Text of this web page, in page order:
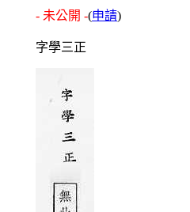
- 未公開 -(申請)
字學三正